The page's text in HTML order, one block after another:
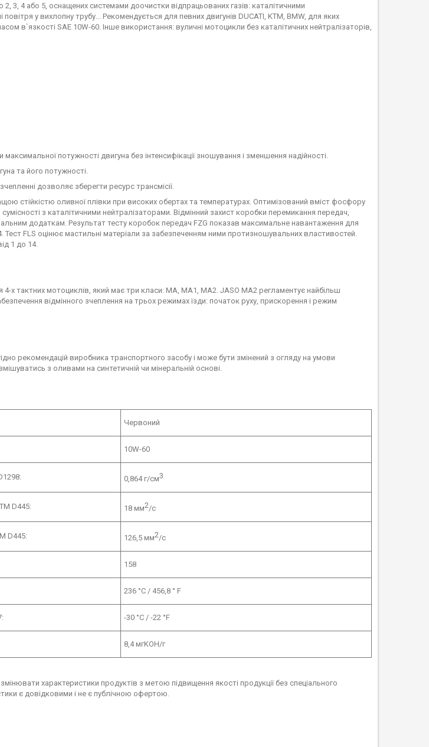
2, 3, 4 або 5, оснащених системами доочистки відпрацьованих газів: каталітичними
у вихлопну трубу... Рекомендується для певних двигунів DUCATI, KTM, BMW, для яких
в`язкості SAE 10W-60. Інше використання: вуличні мотоцикли без каталітичних нейтралізаторів,
потужності двигуна без інтенсифікації зношування і зменшення надійності.
та його потужності.
дозволяє зберегти ресурс трансмісії.
стійкістю оливної плівки при високих обертах та температурах. Оптимізований вміст фосфору
з каталітичними нейтралізаторами. Відмінний захист коробки перемикання передач,
додаткам. Результат тесту коробок передач FZG показав максимальне навантаження для
Тест FLS оцінює мастильні матеріали за забезпеченням ними протизношувальних властивостей.
1 до 14.
4-х тактних мотоциклів, який має три класи: МА, МА1, МА2. JASO MA2 регламентує найбільш
відмінного зчеплення на трьох режимах їзди: початок руху, прискорення і режим
рекомендацій виробника транспортного засобу і може бути змінений з огляду на умови
з оливами на синтетичній чи мінеральній основі.
Червоний
10W-60
0,864 г/см3
D445: 18 мм2/с
D445: 126,5 мм2/с
158
236 °C / 456,8 ° F
-30 °C / -22 °F
8,4 мгKOH/г
характеристики продуктів з метою підвищення якості продукції без спеціального
є довідковими і не є публічною офертою.